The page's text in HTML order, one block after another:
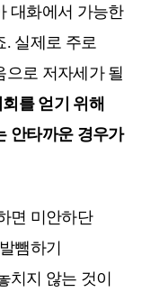
대화에서 가능한
. 실제로 주로
로 저자세가 될
회를 얻기 위해
안타까운 경우가
면 미안하단
뺌하기
치지 않는 것이